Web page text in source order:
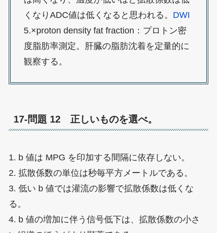
くなりADC値は低くなると思われる。 DWI
5.×proton density fat fraction：プロトン密
度脂肪率測定。肝臓の脂肪沈着を定量的に
観察する。
17-問題 12 正しいものを選べ。
1. b 値は MPG を印加する間隔に依存しない。
2. 拡散係数の単位は秒毎平方メートルである。
3. 低い b 値では灌流の影響で拡散係数は低くな
る。
4. b 値の増加に伴う信号低下は、拡散係数の小さ